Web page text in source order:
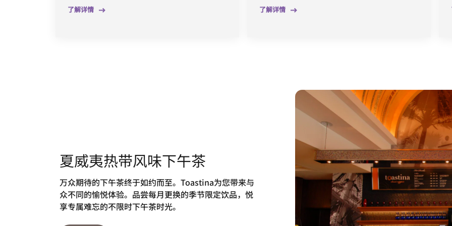
了解详情 了解详情
夏威夷热带风味下午茶
万众期待的下午茶终于如约而至。Toastina为您带来与
众不同的愉悦体验。品尝每月更换的季节限定饮品，悦
享专属难忘的不限时下午茶时光。